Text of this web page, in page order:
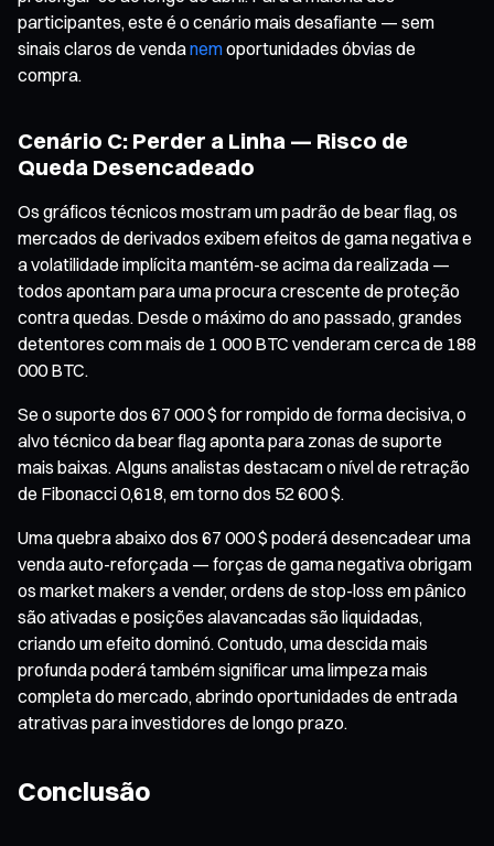
participantes, este é o cenário mais desafiante — sem
sinais claros de vendanemoportunidades óbvias de
compra.
Cenário C: Perder a Linha — Risco de
Queda Desencadeado
Os gráficos técnicos mostram um padrão de bear flag, os
mercados de derivados exibem efeitos de gama negativa e
a volatilidade implícita mantém-se acima da realizada —
todos apontam para uma procura crescente de proteção
contra quedas. Desde o máximo do ano passado, grandes
detentores com mais de 1 000 BTC venderam cerca de 188
000 BTC.
Se o suporte dos 67 000 $ for rompido de forma decisiva, o
alvo técnico da bear flag aponta para zonas de suporte
mais baixas. Alguns analistas destacam o nível de retração
de Fibonacci 0,618, em torno dos 52 600 $.
Uma quebra abaixo dos 67 000 $ poderá desencadear uma
venda auto-reforçada — forças de gama negativa obrigam
os market makers a vender, ordens de stop-loss em pânico
são ativadas e posições alavancadas são liquidadas,
criando um efeito dominó. Contudo, uma descida mais
profunda poderá também significar uma limpeza mais
completa do mercado, abrindo oportunidades de entrada
atrativas para investidores de longo prazo.
Conclusão